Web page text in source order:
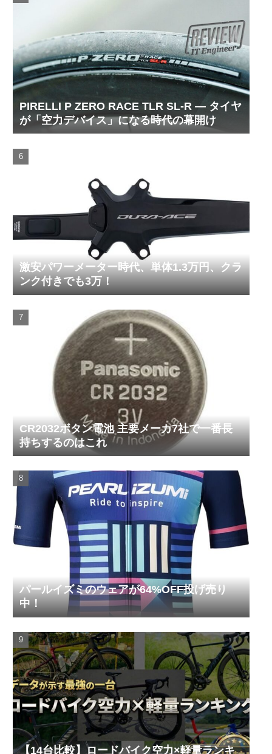
PIRELLI P ZERO RACE TLR SL-R ― タイヤ
が「空力デバイス」になる時代の幕開け
激安パワーメーター時代、単体1.3万円、クラ
ンク付きでも3万！
CR2032ボタン電池 主要メーカ7社で一番長
持ちするのはこれ
パールイズミのウェアが64%OFF投げ売り
中！
【14台比較】ロードバイク空力×軽量ランキ